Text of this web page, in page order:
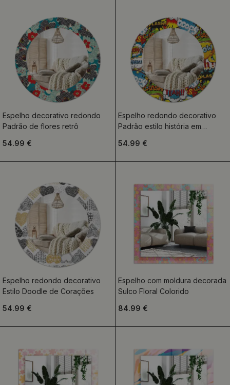
Espelho decorativo redondo
Padrão de flores retrô
54.99 €
Espelho redondo decorativo
Padrão estilo história em
54.99 €
Espelho redondo decorativo
Estilo Doodle de Corações
54.99 €
Espelho com moldura decorada
Sulco Floral Colorido
84.99 €